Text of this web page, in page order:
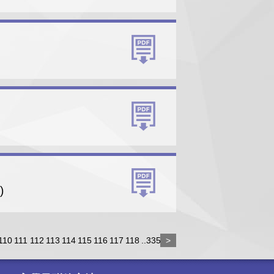
111 112 113 114 115 116 117 118 ..335 >